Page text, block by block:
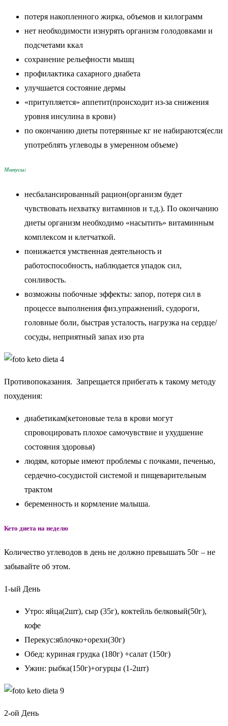
потеря накопленного жирка, объемов и килограмм
нет необходимости изнурять организм голодовками и
подсчетами ккал
сохранение рельефности мышц
профилактика сахарного диабета
улучшается состояние дермы
«притупляется» аппетит(происходит из-за снижения
уровня инсулина в крови)
по окончанию диеты потерянные кг не набираются(если
употреблять углеводы в умеренном объеме)
Минусы:
несбалансированный рацион(организм будет
чувствовать нехватку витаминов и т.д.). По окончанию
диеты организм необходимо «насытить» витаминным
комплексом и клетчаткой.
понижается умственная деятельность и
работоспособность, наблюдается упадок сил,
сонливость.
возможны побочные эффекты: запор, потеря сил в
процессе выполнения физ.упражнений, судороги,
головные боли, быстрая усталость, нагрузка на сердце/
сосуды, неприятный запах изо рта
Противопоказания. Запрещается прибегать к такому методу
похудения:
диабетикам(кетоновые тела в крови могут
спровоцировать плохое самочувствие и ухудшение
состояния здоровья)
людям, которые имеют проблемы с почками, печенью,
сердечно-сосудистой системой и пищеварительным
трактом
беременность и кормление малыша.
Кето диета на неделю
Количество углеводов в день не должно превышать 50г – не
забывайте об этом.
1-ый День
Утро: яйца(2шт), сыр (35г), коктейль белковый(50г),
кофе
Перекус:яблочко+орехи(30г)
Обед: куриная грудка (180г) +салат (150г)
Ужин: рыбка(150г)+огурцы (1-2шт)
2-ой День